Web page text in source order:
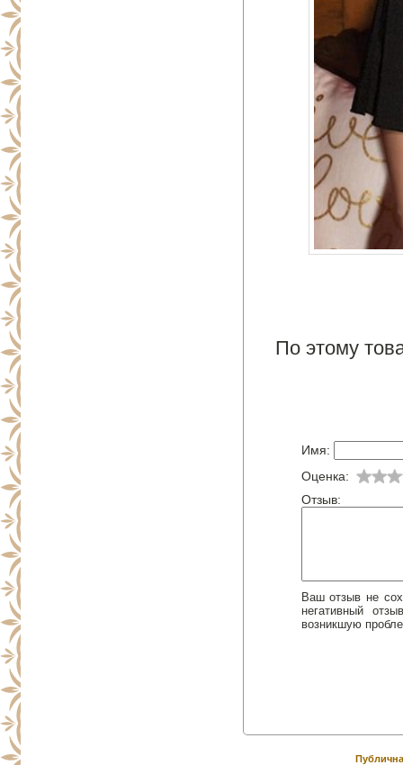
По этому
Имя:
Оценка:
Отзыв:
Ваш отзыв не
негативный
возникшую